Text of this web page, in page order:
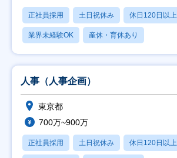
正社員採用 土日祝休み 休日120日以上
業界未経験OK 産休・育休あり
人事（人事企画）
東京都
700万~900万
正社員採用 土日祝休み 休日120日以上